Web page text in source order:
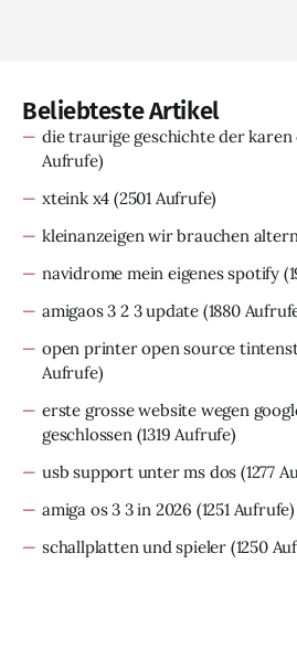
Beliebteste Artikel
die traurige geschichte der
Aufrufe)
xteink x4 (2501 Aufrufe)
kleinanzeigen wir brauchen
navidrome mein eigenes spotify
amigaos 3 2 3 update (1880
open printer open source
Aufrufe)
erste grosse website wegen
geschlossen(1319 Aufrufe)
usb support unter ms dos (1277
amiga os 3 3 in 2026 (1251 Aufrufe)
schallplatten und spieler (1250